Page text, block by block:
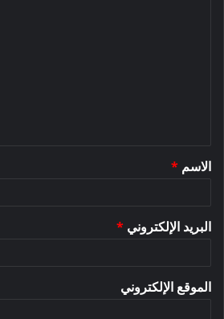
*
الاسم *
البريد الإلكتروني *
الموقع الإلكتروني